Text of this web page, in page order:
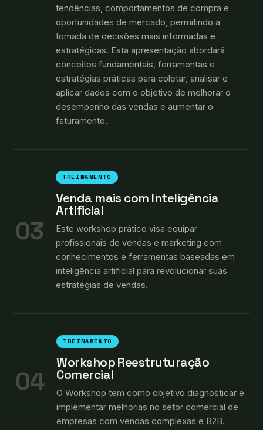
tendências, comportamentos de compra e
oportunidades de mercado, permitindo a
tomada de decisões mais informadas e
estratégicas. Esta apresentação abordará
conceitos fundamentais, ferramentas e
estratégias práticas para coletar, analisar e
aplicar dados com o objetivo de melhorar o
desempenho das vendas e aumentar o
faturamento.
03
TREINAMENTO
Venda mais com Inteligência
Artificial
Este workshop prático visa equipar
profissionais de vendas e marketing com
conhecimentos e ferramentas baseadas em
inteligência artificial para revolucionar suas
estratégias de vendas.
04
TREINAMENTO
Workshop Reestruturação
Comercial
O Workshop tem como objetivo diagnosticar e
implementar melhorias no setor comercial de
empresas com vendas complexas e B2B.